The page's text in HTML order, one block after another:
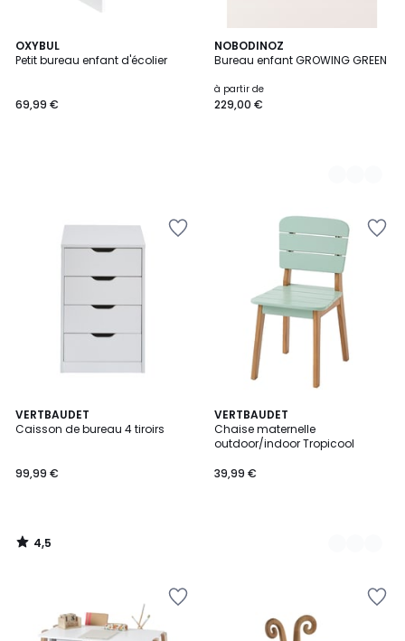
OXYBUL
Petit bureau enfant d'écolier
69,99 €
NOBODINOZ
Bureau enfant GROWING GREEN
à partir de
229,00 €
5
Couleurs
VERTBAUDET
Caisson de bureau 4 tiroirs
99,99 €
4,5
/ 5
4,5
/
VERTBAUDET
Chaise maternelle
outdoor/indoor Tropicool
39,99 €
2
Couleurs